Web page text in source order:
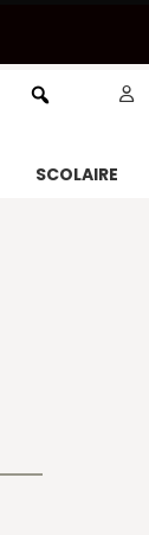
SCOLAIRE